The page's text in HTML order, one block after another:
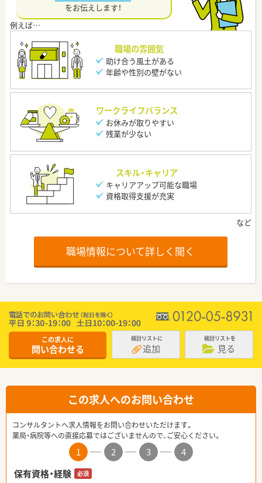
をお伝えします！
職場の雰囲気
助け合う風土がある
年齢や性別の壁がない
ワークライフバランス
お休みが取りやすい
残業が少ない
スキル・キャリア
キャリアアップ可能な職場
資格取得支援が充実
職場情報について詳しく聞く
この求人に
問い合わせる
検討リストに
追加
検討リストを
見る
この求人へのお問い合わせ
コンサルタントへ求人情報をお問い合わせいただけます。
薬局・病院等への直接応募ではございませんので、ご安心ください。
1 2 3
4
保有資格・経験
必須